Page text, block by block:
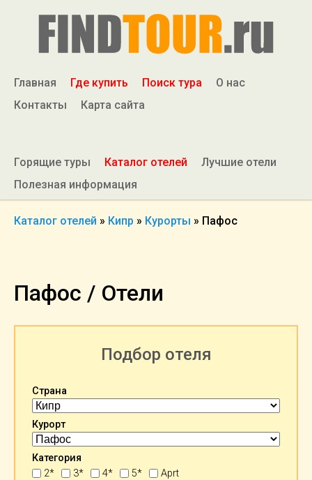
Главная Где купить Поиск тура
О нас
Контакты
Карта сайта
Горящие туры Каталог отелей
Лучшие отели
Полезная информация
Каталог отелей » Кипр » Курорты » Пафос
Пафос / Отели
Подбор отеля
Страна
Курорт
Категория
2*
3* 4* 5*
Aprt